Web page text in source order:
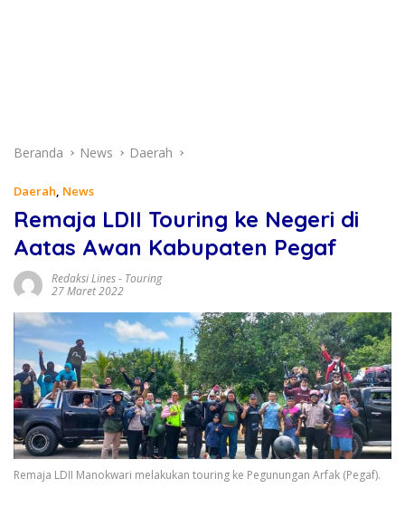
Beranda News Daerah
Daerah, News
Remaja LDII Touring ke Negeri di
Aatas Awan Kabupaten Pegaf
Redaksi Lines- Touring
27 Maret 2022
Remaja LDII Manokwari melakukan touring ke Pegunungan Arfak (Pegaf).